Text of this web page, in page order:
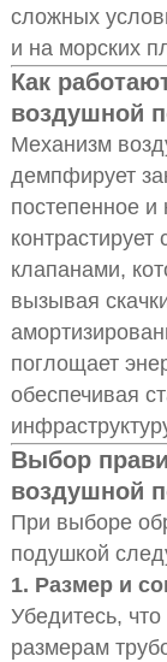
сложных
и на морских
Как
воздушной
Механизм
демпфирует
постепенное и
клапанами,
вызывая
поглощает
обеспечивая
Выбор
воздушной
При выборе
подушкой
1. Размер и
Убедитесь, что
размерам